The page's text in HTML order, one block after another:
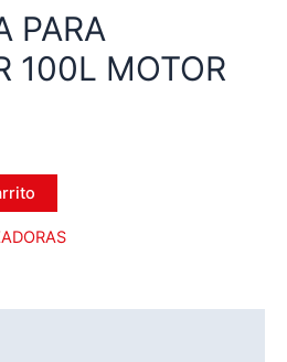
PARA
100L MOTOR